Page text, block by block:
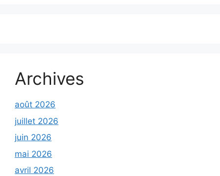
Archives
août 2026
juillet 2026
juin 2026
mai 2026
avril 2026